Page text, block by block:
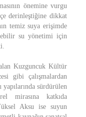
önemine vurgu
derinleştiğine dikkat
temiz suya erişimde
su yönetimi için
Kuzguncuk Kültür
gibi çalışmalardan
yapılarında sürdürülen
mirasına katkıda
Aksu ise suyun